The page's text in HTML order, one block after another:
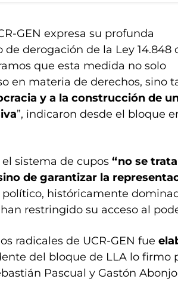
GEN expresa su profunda
derogación de la Ley 14.848
que esta medida no solo
en materia de derechos, sino
y a la construcción de
”, indicaron desde el bloque
sistema de cupos “no se
de garantizar la
históricamente
restringido su acceso al
radicales de UCR-GEN fue
del bloque de LLA lo firmo
Pascual y Gastón